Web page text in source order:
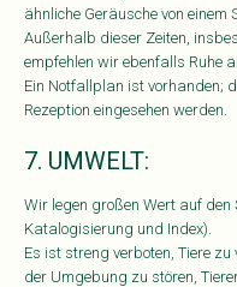
ähnliche Geräusche von
Außerhalb dieser Zeiten,
empfehlen wir ebenfalls Ruhe
Ein Notfallplan ist vorhanden;
Rezeption eingesehen werden.
7. UMWELT:
Wir legen großen Wert auf den
Katalogisierung und Index).
Es ist streng verboten, Tiere
der Umgebung zu stören,